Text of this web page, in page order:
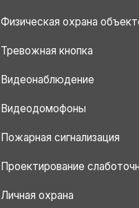
Физическая охрана
Тревожная кнопка
Видеонаблюдение
Видеодомофоны
Пожарная сигнализация
Проектирование
Личная охрана